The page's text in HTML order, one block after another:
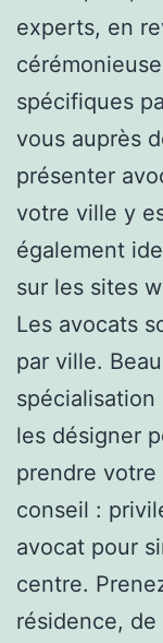
experts, en
spécifiques
vous auprès
présenter
votre ville y
également
sur les sites
Les avocats
par ville.
spécialisation
les désigner
prendre votre
conseil :
avocat pour
centre.
résidence,